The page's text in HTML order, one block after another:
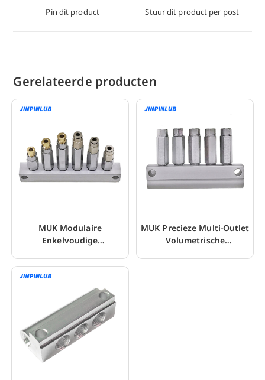
nieuw
Pin dit product
nieuw
Stuur dit product per post
Gerelateerde producten
MUK Modulaire
Enkelvoudige
Vetsysteem
MUK Precieze Multi-Outlet
Volumetrische